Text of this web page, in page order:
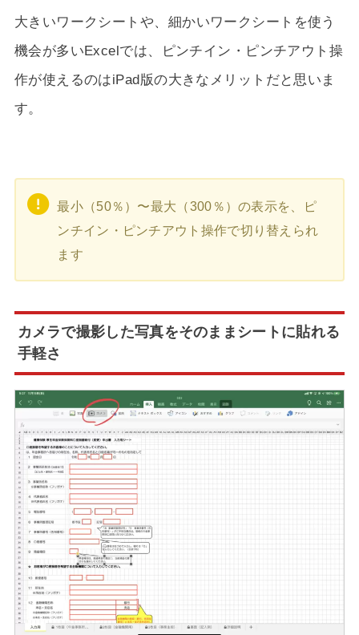
大きいワークシートや、細かいワークシートを使う
機会が多いExcelでは、ピンチイン・ピンチアウト操
作が使えるのはiPad版の大きなメリットだと思いま
す。
最小（50％）〜最大（300％）の表示を、ピ
ンチイン・ピンチアウト操作で切り替えられ
ます
カメラで撮影した写真をそのままシートに貼れる
手軽さ